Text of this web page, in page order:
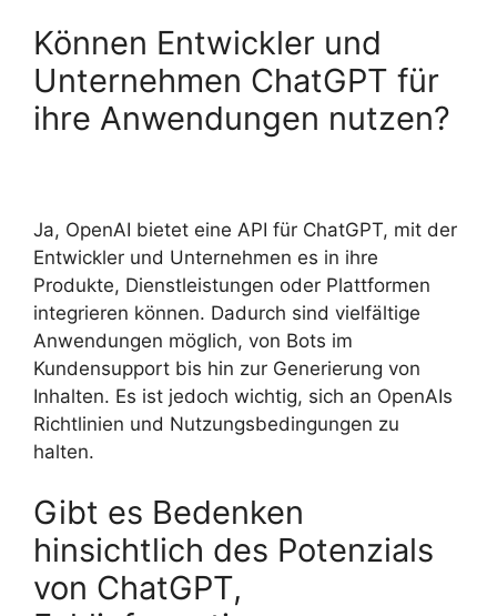
Können Entwickler und
Unternehmen ChatGPT für
ihre Anwendungen nutzen?
Ja, OpenAI bietet eine API für ChatGPT, mit der
Entwickler und Unternehmen es in ihre
Produkte, Dienstleistungen oder Plattformen
integrieren können. Dadurch sind vielfältige
Anwendungen möglich, von Bots im
Kundensupport bis hin zur Generierung von
Inhalten. Es ist jedoch wichtig, sich an OpenAIs
Richtlinien und Nutzungsbedingungen zu
halten.
Gibt es Bedenken
hinsichtlich des Potenzials
von ChatGPT,